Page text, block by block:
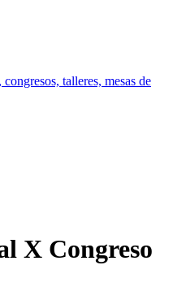
talleres, mesas de
X Congreso